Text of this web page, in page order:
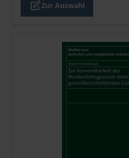
Zur Auswahl